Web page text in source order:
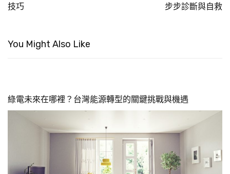
技巧
步步診斷與自救
You Might Also Like
綠電未來在哪裡？台灣能源轉型的關鍵挑戰與機遇